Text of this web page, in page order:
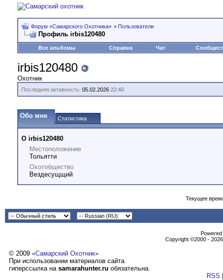
Форум «Самарского Охотника» > Пользователи
Профиль irbis120480
Все альбомы Справка Чат
irbis120480
Охотник
Последняя активность: 05.02.2026 22:40
Обо мне Статистика
О irbis120480
Местоположение
Тольятти
Охотобщество
Вездесущщий
Текущее
Copyright ©2000 -
© 2009 «Самарский Охотник»
При использовании материалов сайта
гиперссылка на samarahunter.ru обязательна.
RSS